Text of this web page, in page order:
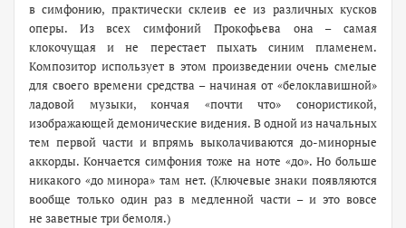
в симфонию, практически склеив ее из различных кусков
оперы. Из всех симфоний Прокофьева она – самая
клокочущая и не перестает пыхать синим пламенем.
Композитор использует в этом произведении очень смелые
для своего времени средства – начиная от «белоклавишной»
ладовой музыки, кончая «почти что» сонористикой,
изображающей демонические видения. В одной из начальных
тем первой части и впрямь выколачиваются до-минорные
аккорды. Кончается симфония тоже на ноте «до». Но больше
никакого «до минора» там нет. (Ключевые знаки появляются
вообще только один раз в медленной части – и это вовсе
не заветные три бемоля.)